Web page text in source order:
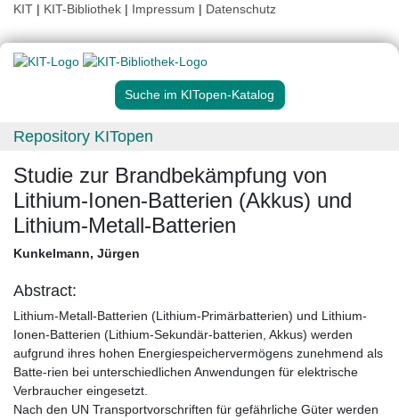
KIT | KIT-Bibliothek | Impressum | Datenschutz
Suche im KITopen-Katalog
Repository KITopen
Studie zur Brandbekämpfung von
Lithium-Ionen-Batterien (Akkus) und
Lithium-Metall-Batterien
Kunkelmann, Jürgen
Abstract:
Lithium-Metall-Batterien (Lithium-Primärbatterien) und Lithium-
Ionen-Batterien (Lithium-Sekundär-batterien, Akkus) werden
aufgrund ihres hohen Energiespeichervermögens zunehmend als
Batte-rien bei unterschiedlichen Anwendungen für elektrische
Verbraucher eingesetzt.
Nach den UN Transportvorschriften für gefährliche Güter werden